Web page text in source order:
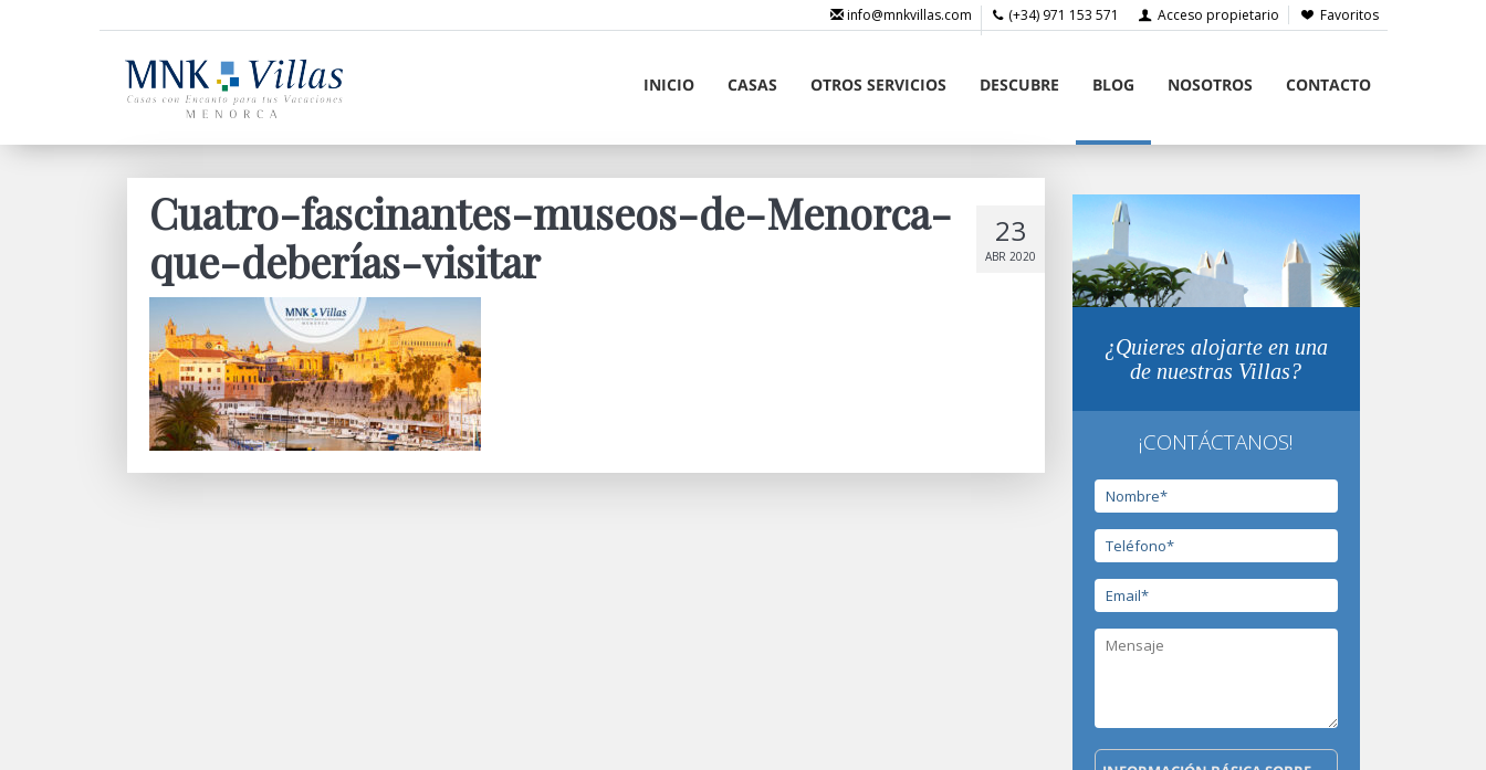
Favoritos
Acceso propietario
(+34) 971 153 571
info@mnkvillas.com
INICIO CASAS OTROS SERVICIOS DESCUBRE BLOG NOSOTROS CONTACTO
23
ABR 2020
Cuatro-fascinantes-museos-de-Menorca-
que-deberías-visitar
¿Quieres alojarte en una
de nuestras Villas?
¡CONTÁCTANOS!